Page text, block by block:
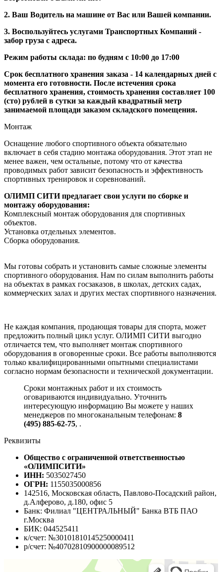
2. Ваш Водитель на машине от Вас или Вашей компании.
3. Воспользуйтесь услугами Транспортных Компаний -
забор груза с адреса.
Режим работы склада: по будням с 10:00 до 17:00
Срок бесплатного хранения заказа - 14 календарных дней с
момента его готовности. После истечения срока
бесплатного хранения, стоимость хранения составляет 100
(сто) рублей в сутки за каждый квадратный метр
занимаемой площади заказом складского помещения.
Монтаж
Оснащение любого спортивного объекта обязательно
включает в себя стадию монтажа оборудования. Этот этап не
менее важен, чем остальные, потому что от качества
проводимых работ зависит безопасность и эффективность
спортивных тренировок и соревнований.
ОЛИМП СИТИ предлагает свои услуги по сборке и
монтажу оборудования:
Комплексный монтаж оборудования для спортивных
объектов.
Установка отдельных элементов.
Сборка оборудования.
Мы готовы собрать и установить самые сложные элементы
спортивного оборудования. Нам по силам выполнить работы
на объектах в рамках госзаказов, в школах, детских садах,
коммерческих залах и других местах спортивного назначения.
Не каждая компания, продающая товары для спорта, может
предложить полный цикл услуг. ОЛИМП СИТИ выгодно
отличается тем, что выполняет монтаж спортивного
оборудования в оговоренные сроки. Все работы выполняются
только квалифицированными опытными специалистами
согласно нормам безопасности и технической документации.
Сроки монтажных работ и их стоимость
оговариваются индивидуально. Уточнить
интересующую информацию Вы можете у наших
менеджеров по многоканальным телефонам: 8
(495) 885-62-75, .
Реквизиты
Общество с ограниченной ответственностью
«ОЛИМПСИТИ»
ИНН: 5035027450
ОГРН: 1155035000856
142516, Московская область, Павлово-Посадский район,
д.Алферово, д.180, офис 5
Банк: Филиал "ЦЕНТРАЛЬНЫЙ" Банка ВТБ ПАО
г.Москва
БИК: 044525411
к/счет: №30101810145250000411
р/счет: №40702810900000089512